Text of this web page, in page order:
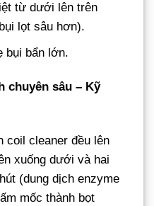
từ dưới lên trên
lọt sâu hơn).
bụi bẩn lớn.
chuyên sâu – Kỹ
coil cleaner đều lên
xuống dưới và hai
(dung dịch enzyme
mốc thành bọt